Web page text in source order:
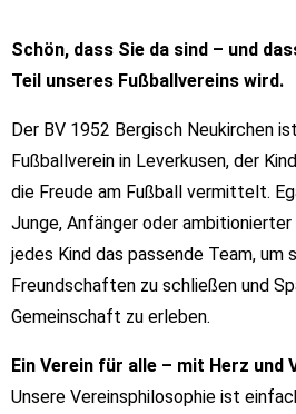
Schön, dass Sie da sind – und
Teil unseres Fußballvereins wird.
Der BV 1952 Bergisch Neukirchen
Fußballverein in Leverkusen, der
die Freude am Fußball vermittelt.
Junge, Anfänger oder
jedes Kind das passende Team, um
Freundschaften zu schließen und
Gemeinschaft zu erleben.
Ein Verein für alle – mit Herz und
Unsere Vereinsphilosophie ist